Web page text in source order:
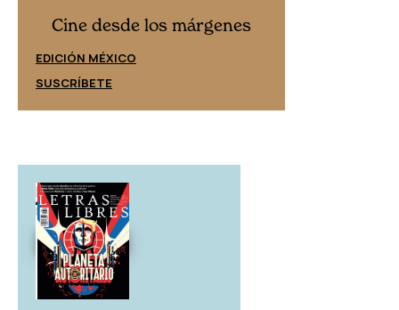
Cine desde los márgenes
EDICIÓN MÉXICO
SUSCRÍBETE